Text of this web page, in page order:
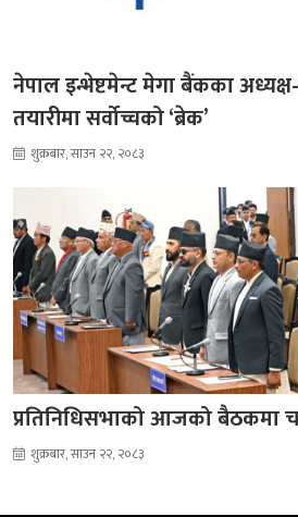
नेपाल इन्भेष्टमेन्ट मेगा बैंकका
तयारीमा सर्वोच्चको ‘ब्रेक’
शुक्रबार, साउन २२, २०८३
प्रतिनिधिसभाको आजको बैठकमा
शुक्रबार, साउन २२, २०८३